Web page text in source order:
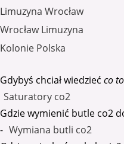
Limuzyna Wrocław
Wrocław Limuzyna
Kolonie Polska
Gdybyś chciał wiedzieć co
Saturatory co2
Gdzie wymienić butle co2
- Wymiana butli co2